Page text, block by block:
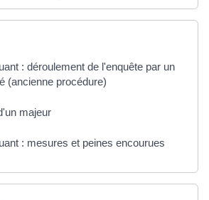
: déroulement de l'enquête par un
(ancienne procédure)
majeur
: mesures et peines encourues